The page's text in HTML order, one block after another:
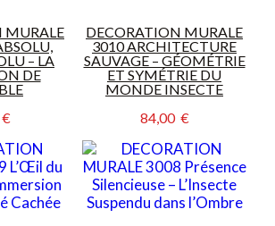
MURALE
– LA
DE
DECORATION MURALE
3010 ARCHITECTURE
SAUVAGE – GÉOMÉTRIE
ET SYMÉTRIE DU
MONDE INSECTE
84,00  €